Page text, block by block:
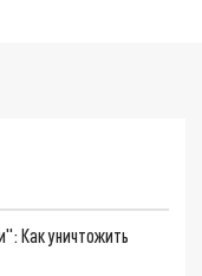
Как уничтожить